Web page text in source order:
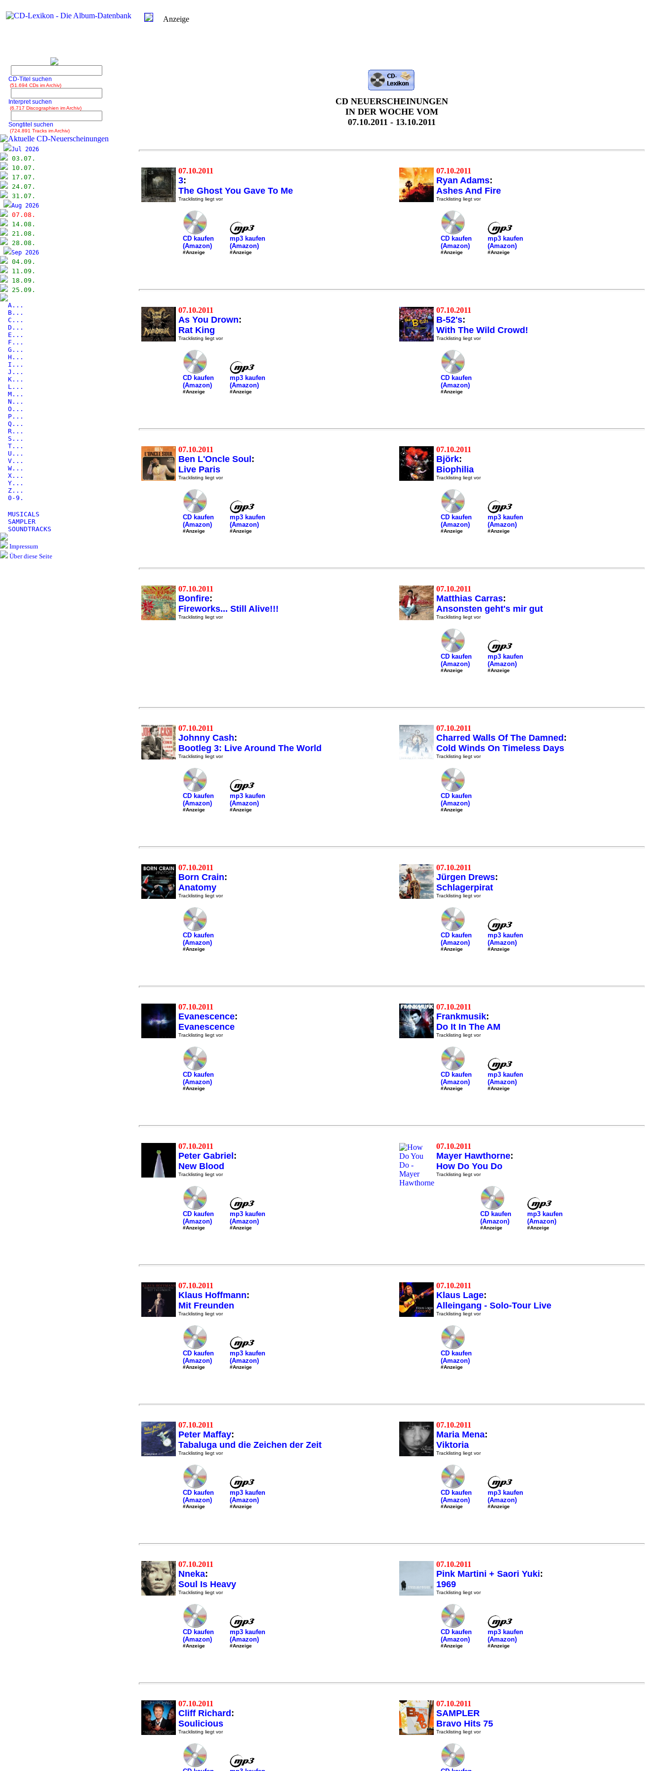
CD NEUERSCHEINUNGEN
IN DER WOCHE VOM
07.10.2011 - 13.10.2011
07.10.2011
3:
The Ghost You Gave To Me
Tracklisting liegt vor
CD kaufen
(Amazon)
#Anzeige
mp3 kaufen
(Amazon)
#Anzeige
07.10.2011
Ryan Adams:
Ashes And Fire
Tracklisting liegt vor
CD kaufen
(Amazon)
#Anzeige
mp3 kaufen
(Amazon)
#Anzeige
07.10.2011
As You Drown:
Rat King
Tracklisting liegt vor
CD kaufen
(Amazon)
#Anzeige
mp3 kaufen
(Amazon)
#Anzeige
07.10.2011
B-52's:
With The Wild Crowd!
Tracklisting liegt vor
CD kaufen
(Amazon)
#Anzeige
07.10.2011
Ben L'Oncle Soul :
Live Paris
Tracklisting liegt vor
CD kaufen
(Amazon)
#Anzeige
mp3 kaufen
(Amazon)
#Anzeige
07.10.2011
Björk:
Biophilia
Tracklisting liegt vor
CD kaufen
(Amazon)
#Anzeige
mp3 kaufen
(Amazon)
#Anzeige
07.10.2011
Bonfire:
Fireworks... Still Alive!!!
Tracklisting liegt vor
07.10.2011
Matthias Carras:
Ansonsten geht's mir gut
Tracklisting liegt vor
CD kaufen
(Amazon)
#Anzeige
mp3 kaufen
(Amazon)
#Anzeige
07.10.2011
Johnny Cash:
Bootleg 3: Live Around The World
Tracklisting liegt vor
CD kaufen
(Amazon)
#Anzeige
mp3 kaufen
(Amazon)
#Anzeige
07.10.2011
Charred Walls Of The Damned :
Cold Winds On Timeless Days
Tracklisting liegt vor
CD kaufen
(Amazon)
#Anzeige
07.10.2011
Born Crain:
Anatomy
Tracklisting liegt vor
CD kaufen
(Amazon)
#Anzeige
07.10.2011
Jürgen Drews:
Schlagerpirat
Tracklisting liegt vor
CD kaufen
(Amazon)
#Anzeige
mp3 kaufen
(Amazon)
#Anzeige
07.10.2011
Evanescence:
Evanescence
Tracklisting liegt vor
CD kaufen
(Amazon)
#Anzeige
07.10.2011
Frankmusik:
Do It In The AM
Tracklisting liegt vor
CD kaufen
(Amazon)
#Anzeige
mp3 kaufen
(Amazon)
#Anzeige
07.10.2011
Peter Gabriel :
New Blood
Tracklisting liegt vor
CD kaufen
(Amazon)
#Anzeige
mp3 kaufen
(Amazon)
#Anzeige
07.10.2011
Mayer Hawthorne:
How Do You Do
Tracklisting liegt vor
CD kaufen
(Amazon)
#Anzeige
mp3 kaufen
(Amazon)
#Anzeige
07.10.2011
Klaus Hoffmann:
Mit Freunden
Tracklisting liegt vor
CD kaufen
(Amazon)
#Anzeige
mp3 kaufen
(Amazon)
#Anzeige
07.10.2011
Klaus Lage:
Alleingang - Solo-Tour Live
Tracklisting liegt vor
CD kaufen
(Amazon)
#Anzeige
07.10.2011
Peter Maffay:
Tabaluga und die Zeichen der Zeit
Tracklisting liegt vor
CD kaufen
(Amazon)
#Anzeige
mp3 kaufen
(Amazon)
#Anzeige
07.10.2011
Maria Mena:
Viktoria
Tracklisting liegt vor
CD kaufen
(Amazon)
#Anzeige
mp3 kaufen
(Amazon)
#Anzeige
07.10.2011
Nneka:
Soul Is Heavy
Tracklisting liegt vor
CD kaufen
(Amazon)
#Anzeige
mp3 kaufen
(Amazon)
#Anzeige
07.10.2011
Pink Martini + Saori Yuki:
1969
Tracklisting liegt vor
CD kaufen
(Amazon)
#Anzeige
mp3 kaufen
(Amazon)
#Anzeige
07.10.2011
Cliff Richard :
Soulicious
Tracklisting liegt vor
07.10.2011
SAMPLER
Bravo Hits 75
Tracklisting liegt vor
Anzeige
CD-Titel suchen
(51.694 CDs im Archiv)
Interpret suchen
(6.717 Discographien im Archiv)
Songtitel suchen
(724.891 Tracks im Archiv)
Jul 2026
03.07.
10.07.
17.07.
24.07.
31.07.
Aug 2026
07.08.
14.08.
21.08.
28.08.
Sep 2026
04.09.
11.09.
18.09.
25.09.
A...
B...
C...
D...
E...
F...
G...
H...
I...
J...
K...
L...
M...
N...
O...
P...
Q...
R...
S...
T...
U...
V...
W...
X...
Y...
Z...
0-9.
MUSICALS
SAMPLER
SOUNDTRACKS
Impressum
Über diese Seite